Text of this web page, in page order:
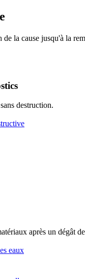
la cause jusqu'à la
destruction.
après un dégât
eaux